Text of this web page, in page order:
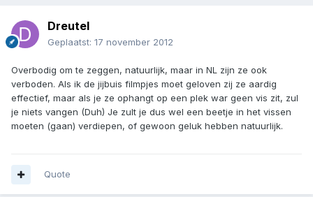
Dreutel
Geplaatst: 17 november 2012
Overbodig om te zeggen, natuurlijk, maar in NL zijn ze ook
verboden. Als ik de jijbuis filmpjes moet geloven zij ze aardig
effectief, maar als je ze ophangt op een plek war geen vis zit, zul
je niets vangen (Duh) Je zult je dus wel een beetje in het vissen
moeten (gaan) verdiepen, of gewoon geluk hebben natuurlijk.
Quote